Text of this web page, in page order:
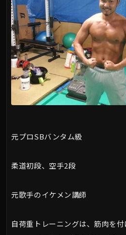
元プロSBバンタム級
柔道初段、空手2段
元歌手のイケメン講師
自荷重トレーニングは、筋肉を